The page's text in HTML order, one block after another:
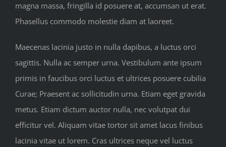
magna massa, fringilla id posuere at, accumsan ut erat.
Phasellus commodo molestie diam at laoreet.
Maecenas lacinia justo in nulla dapibus, a luctus orci
sagittis. Nulla ac semper urna. Vestibulum ante ipsum
primis in faucibus orci luctus et ultrices posuere cubilia
Curae; Praesent ac sollicitudin urna. Etiam eget gravida
metus. Etiam dictum auctor nulla, nec volutpat dui
efficitur vel. Aliquam vitae tortor sit amet lacus finibus
lacinia vitae ut lorem. Cras ultrices neque vel luctus